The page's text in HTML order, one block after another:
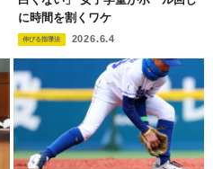
に時間を割くワケ
伸びる指導法 2026.6.4